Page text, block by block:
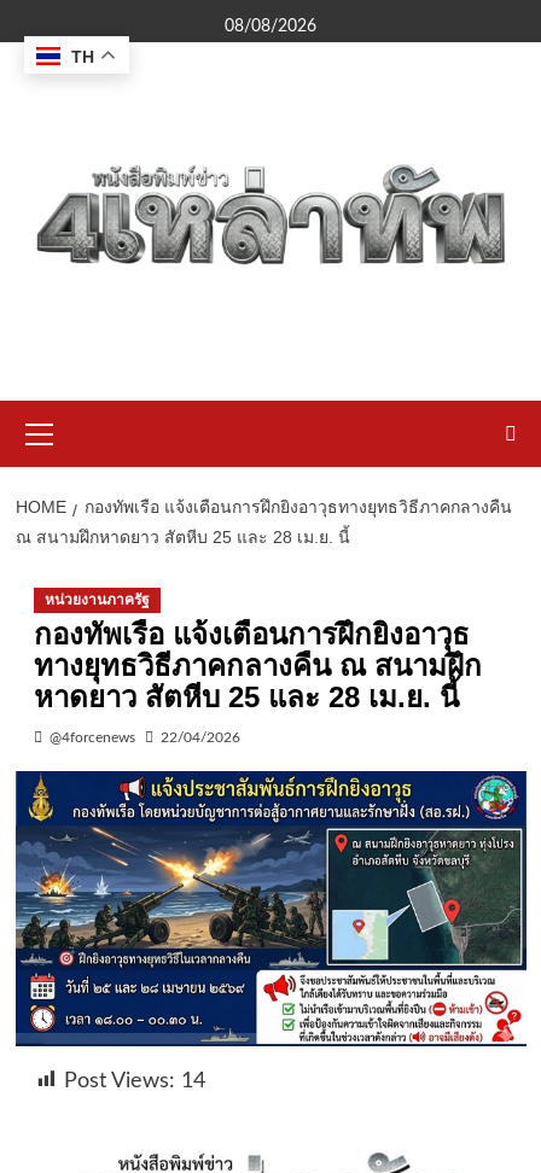
to
content
08/08/2026
Menu
HOME
กองทัพเรือ แจ้งเตือนการฝึกยิงอาวุธทางยุทธวิธีภาคกลางคืน
ณ สนามฝึกหาดยาว สัตหีบ 25 และ 28 เม.ย. นี้
หน่วยงานภาครัฐ
กองทัพเรือ แจ้งเตือนการฝึกยิงอาวุธ
ทางยุทธวิธีภาคกลางคืน ณ สนามฝึก
หาดยาว สัตหีบ 25 และ 28 เม.ย. นี้
@4forcenews 22/04/2026
Post Views: 14
TH